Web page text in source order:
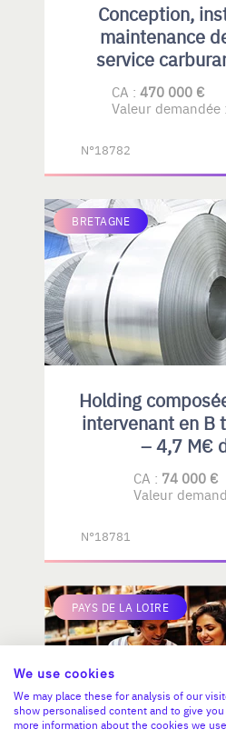
Conception,
maintenance
service
Privatif et
CA : 470 000 €
Valeur demandée :
N°18782
BRETAGNE
Holding
intervenant en B to B et
– 4,7 M€
CA : 74 000 €
Valeur
N°18781
PAYS DE LA LOIRE
We use cookies
We may place these for analysis of our
show personalised content and to give
more information about the cookies we